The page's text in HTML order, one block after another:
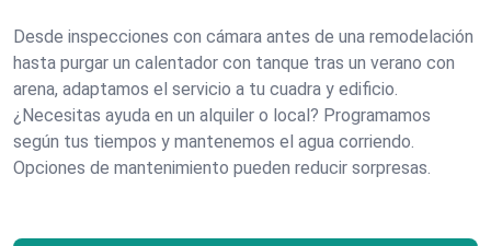
Desde inspecciones con cámara antes de una remodelación
hasta purgar un calentador con tanque tras un verano con
arena, adaptamos el servicio a tu cuadra y edificio.
¿Necesitas ayuda en un alquiler o local? Programamos
según tus tiempos y mantenemos el agua corriendo.
Opciones de mantenimiento pueden reducir sorpresas.